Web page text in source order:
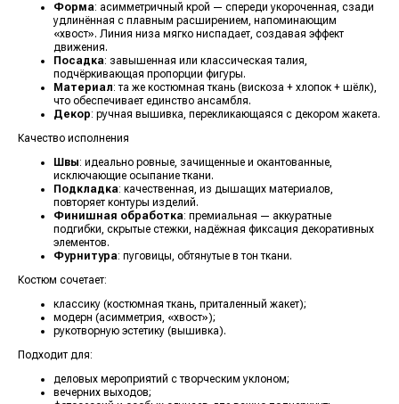
Форма: асимметричный крой — спереди укороченная, сзади
удлинённая с плавным расширением, напоминающим
«хвост». Линия низа мягко ниспадает, создавая эффект
движения.
Посадка: завышенная или классическая талия,
подчёркивающая пропорции фигуры.
Материал: та же костюмная ткань (вискоза + хлопок + шёлк),
что обеспечивает единство ансамбля.
Декор: ручная вышивка, перекликающаяся с декором жакета.
Качество исполнения
Швы: идеально ровные, зачищенные и окантованные,
исключающие осыпание ткани.
Подкладка: качественная, из дышащих материалов,
повторяет контуры изделий.
Финишная обработка: премиальная — аккуратные
подгибки, скрытые стежки, надёжная фиксация декоративных
элементов.
Фурнитура: пуговицы, обтянутые в тон ткани.
Костюм сочетает:
классику (костюмная ткань, приталенный жакет);
модерн (асимметрия, «хвост»);
рукотворную эстетику (вышивка).
Подходит для:
деловых мероприятий с творческим уклоном;
вечерних выходов;